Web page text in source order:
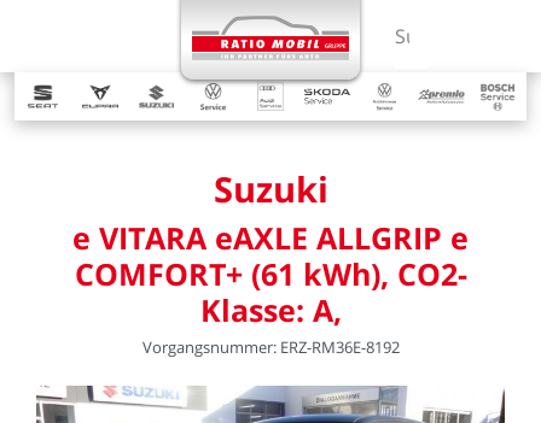
Suchbegriff
Suzuki
e VITARA eAXLE ALLGRIP e
COMFORT+ (61 kWh), CO2-
Klasse: A,
Vorgangsnummer: ERZ-RM36E-8192